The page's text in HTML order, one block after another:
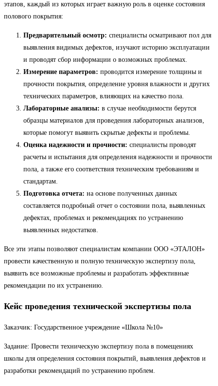
этапов, каждый из которых играет важную роль в оценке состояния
полового покрытия:
Предварительный осмотр: специалисты осматривают пол для
выявления видимых дефектов, изучают историю эксплуатации
и проводят сбор информации о возможных проблемах.
Измерение параметров: проводится измерение толщины и
прочности покрытия, определение уровня влажности и других
технических параметров, влияющих на качество пола.
Лабораторные анализы: в случае необходимости берутся
образцы материалов для проведения лабораторных анализов,
которые помогут выявить скрытые дефекты и проблемы.
Оценка надежности и прочности: специалисты проводят
расчеты и испытания для определения надежности и прочности
пола, а также его соответствия техническим требованиям и
стандартам.
Подготовка отчета: на основе полученных данных
составляется подробный отчет о состоянии пола, выявленных
дефектах, проблемах и рекомендациях по устранению
выявленных недостатков.
Все эти этапы позволяют специалистам компании ООО «ЭТАЛОН»
провести качественную и полную техническую экспертизу пола,
выявить все возможные проблемы и разработать эффективные
рекомендации по их устранению.
Кейс проведения технической экспертизы пола
Заказчик: Государственное учреждение «Школа №10»
Задание: Провести техническую экспертизу пола в помещениях
школы для определения состояния покрытий, выявления дефектов и
разработки рекомендаций по устранению проблем.